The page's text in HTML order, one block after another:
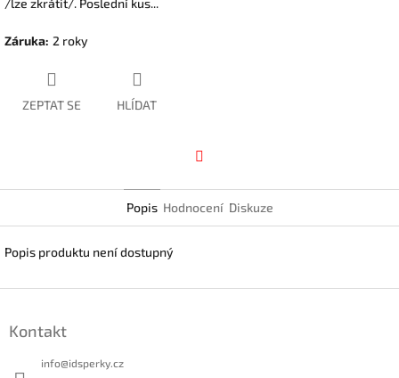
/lze zkrátit/. Poslední kus...
Záruka: 2 roky
ZEPTAT SE HLÍDAT
Popis Hodnocení Diskuze
Popis produktu není dostupný
Kontakt
info@idsperky.cz